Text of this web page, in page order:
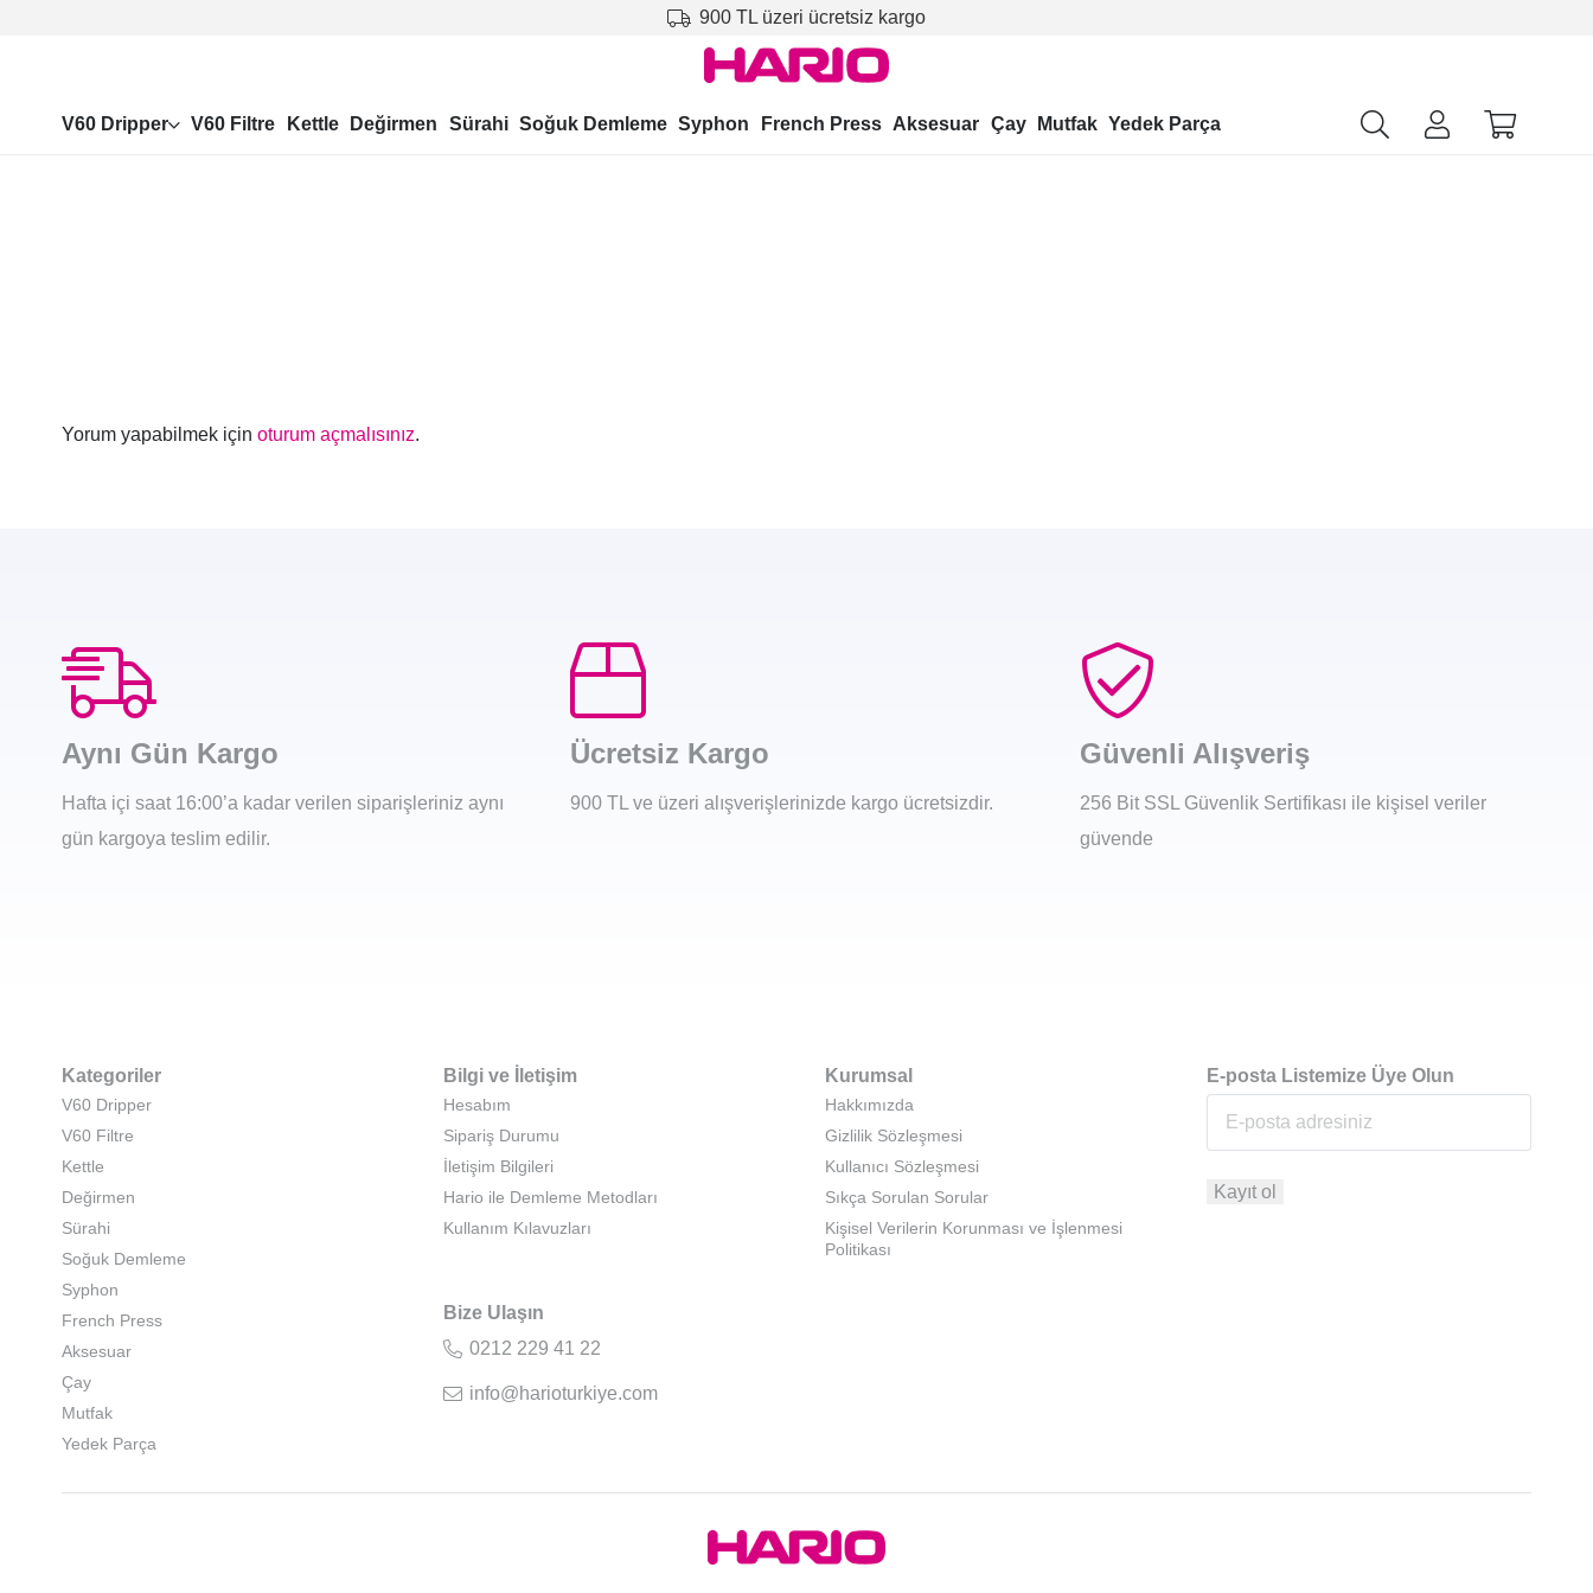
900 TL üzeri ücretsiz kargo
V60 Dripper V60 Filtre Kettle Değirmen Sürahi Soğuk Demleme Syphon French Press Aksesuar Çay Mutfak Yedek Parça
Yorum yapabilmek için oturum açmalısınız.
Aynı Gün Kargo
Hafta içi saat 16:00’a kadar verilen siparişleriniz aynı
gün kargoya teslim edilir.
Ücretsiz Kargo
900 TL ve üzeri alışverişlerinizde kargo ücretsizdir.
Güvenli Alışveriş
256 Bit SSL Güvenlik Sertifikası ile kişisel veriler
güvende
Kategoriler
V60 Dripper
V60 Filtre
Kettle
Değirmen
Sürahi
Soğuk Demleme
Syphon
French Press
Aksesuar
Çay
Mutfak
Yedek Parça
Bilgi ve İletişim
Hesabım
Sipariş Durumu
İletişim Bilgileri
Hario ile Demleme Metodları
Kullanım Kılavuzları
Bize Ulaşın
0212 229 41 22
info@harioturkiye.com
Kurumsal
Hakkımızda
Gizlilik Sözleşmesi
Kullanıcı Sözleşmesi
Sıkça Sorulan Sorular
Kişisel Verilerin Korunması ve İşlenmesi
Politikası
E-posta Listemize Üye Olun